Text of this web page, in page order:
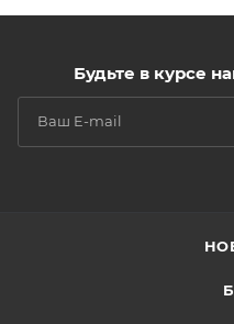
Будьте в курсе